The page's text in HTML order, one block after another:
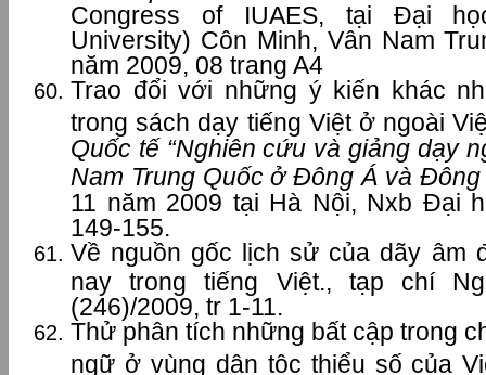
Congress of IUAES, tại Đại
University) Côn Minh, Vân Nam
năm 2009, 08 trang A4
Trao đổi với những ý kiến khác
trong sách dạy tiếng Việt ở ngoài
Quốc tế “Nghiên cứu và giảng dạy
Nam Trung Quốc ở Đông Á và Đông
11 năm 2009 tại Hà Nội, Nxb Đại
149-155.
Về nguồn gốc lịch sử của dãy âm
nay trong tiếng Việt., tạp chí
(246)/2009, tr 1-11.
Thử phân tích những bất cập trong
ngữ ở vùng dân tộc thiểu số của